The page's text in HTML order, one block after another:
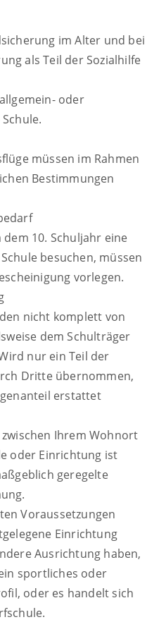
im Alter und bei
als Teil der Sozialhilfe
oder
müssen im Rahmen
Bestimmungen
dem 10. Schuljahr eine
besuchen, müssen
vorlegen.
nicht komplett von
dem Schulträger
nur ein Teil der
Dritte übernommen,
erstattet
Ihrem Wohnort
oder Einrichtung ist
geregelte
Voraussetzungen
Einrichtung
Ausrichtung haben,
sportliches oder
oder es handelt sich